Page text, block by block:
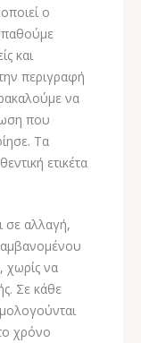
ο
και
περιγραφή
να
που
Τα
ετικέτα
σε αλλαγή,
χωρίς να
Σε κάθε
χρόνο